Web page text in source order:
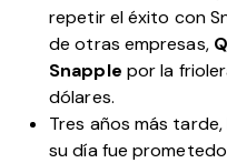
repetir el éxito con
de otras empresas,
Snapple por la
dólares.
Tres años más
su día fue